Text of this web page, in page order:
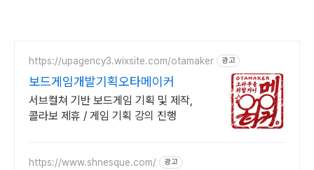
https://upagency3.wixsite.com/otamaker 광고
보드게임개발기획오타메이커
서브컬쳐 기반 보드게임 기획 및 제작,
콜라보 제휴 / 게임 기획 강의 진행
https://www.shnesque.com/ 광고